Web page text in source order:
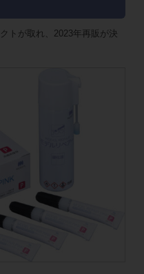
トが取れ、2023年再販が決